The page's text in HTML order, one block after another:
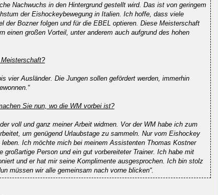
Nachwuchs in den Hintergrund gestellt wird. Das ist von geringem
der Eishockeybewegung in Italien. Ich hoffe, dass viele
der Bozner folgen und für die EBEL optieren. Diese Meisterschaft
einen großen Vorteil, unter anderem auch aufgrund des hohen
vier Ausländer. Die Jungen sollen gefördert werden, immerhin
Sie nun, wo die WM vorbei ist?
voll und ganz meiner Arbeit widmen. Vor der WM habe ich zum
um genügend Urlaubstage zu sammeln. Nur vom Eishockey
Ich möchte mich bei meinem Assistenten Thomas Kostner
großartige Person und ein gut vorbereiteter Trainer. Ich habe mit
und er hat mir seine Komplimente ausgesprochen. Ich bin stolz
müssen wir alle gemeinsam nach vorne blicken“.